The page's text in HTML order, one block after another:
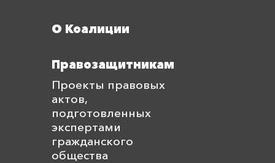
О Коалиции
Правозащитникам
Проекты правовых
актов,
подготовленных
экспертами
гражданского
общества